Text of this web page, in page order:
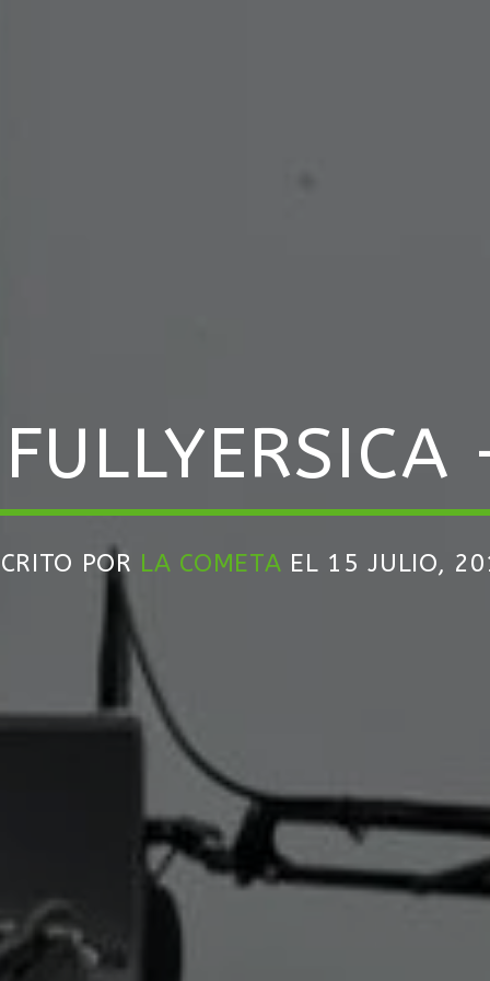
POR LA COMETA EL 15 JULIO,